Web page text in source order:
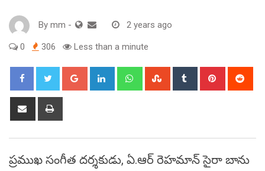
By mm - 2 years ago
0 306 Less than a minute
Google+ LinkedIn WhatsappStumbleUpon
Tumblr Pinterest
Share
ప్రముఖ సంగీత దర్శకుడు, ఏ.ఆర్ రెహమాన్‌ సైరా బాను